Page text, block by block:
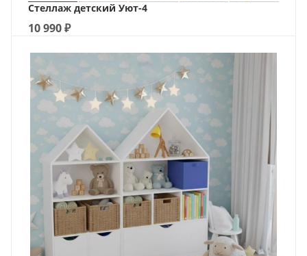
Стеллаж детский Уют-4
10 990₽